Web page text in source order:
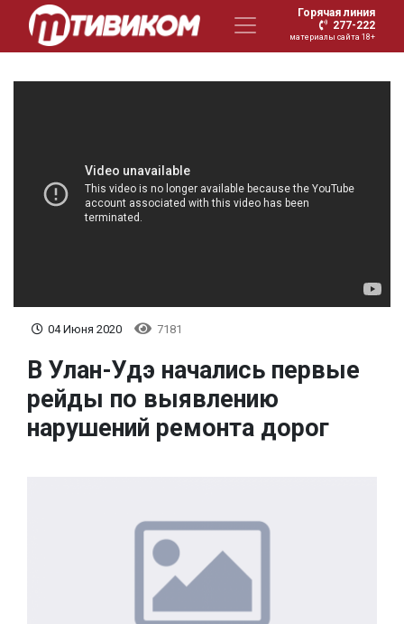
Горячая линия
277-222
материалы сайта 18+
04 Июня 2020 7181
В Улан-Удэ начались первые
рейды по выявлению
нарушений ремонта дорог